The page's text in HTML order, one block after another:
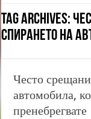
Tag Archives:
спирането на
Често
автомобила,
пренебрегвате